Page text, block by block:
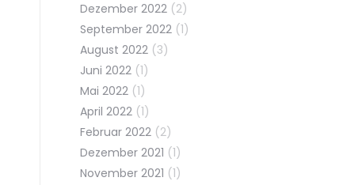
Dezember 2022 (2)
September 2022 (1)
August 2022 (3)
Juni 2022 (1)
Mai 2022 (1)
April 2022 (1)
Februar 2022 (2)
Dezember 2021 (1)
November 2021 (1)